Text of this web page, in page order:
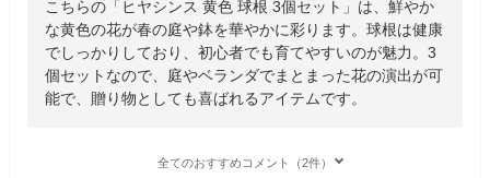
こちらの「ヒヤシンス 黄色 球根 3個セット」は、鮮やか
な黄色の花が春の庭や鉢を華やかに彩ります。球根は健康
でしっかりしており、初心者でも育てやすいのが魅力。3
個セットなので、庭やベランダでまとまった花の演出が可
能で、贈り物としても喜ばれるアイテムです。
全てのおすすめコメント（2件）